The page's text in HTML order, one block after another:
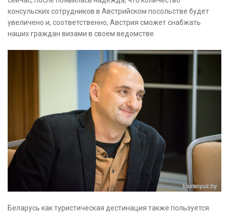
консульских сотрудников в Австрийском посольстве будет
увеличено и, соответственно, Австрия сможет снабжать
наших граждан визами в своем ведомстве.
Беларусь как туристическая дестинация также пользуется